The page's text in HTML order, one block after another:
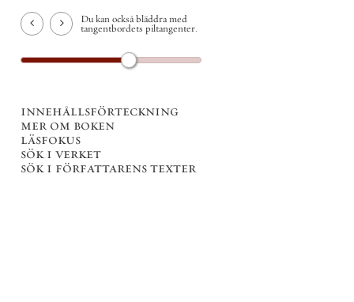
Du kan också bläddra med
tangentbordets piltangenter.
innehållsförteckning
mer om boken
läsfokus
sök i verket
sök i författarens texter